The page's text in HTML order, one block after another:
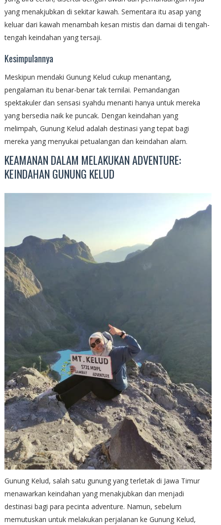
yang menakjubkan di sekitar kawah. Sementara itu asap yang
keluar dari kawah menambah kesan mistis dan damai di tengah-
tengah keindahan yang tersaji.
Kesimpulannya
Meskipun mendaki Gunung Kelud cukup menantang,
pengalaman itu benar-benar tak ternilai. Pemandangan
spektakuler dan sensasi syahdu menanti hanya untuk mereka
yang bersedia naik ke puncak. Dengan keindahan yang
melimpah, Gunung Kelud adalah destinasi yang tepat bagi
mereka yang menyukai petualangan dan keindahan alam.
KEAMANAN DALAM MELAKUKAN ADVENTURE:
KEINDAHAN GUNUNG KELUD
Gunung Kelud, salah satu gunung yang terletak di Jawa Timur
menawarkan keindahan yang menakjubkan dan menjadi
destinasi bagi para pecinta adventure. Namun, sebelum
memutuskan untuk melakukan perjalanan ke Gunung Kelud,